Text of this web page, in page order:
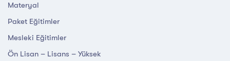
Materyal
Paket Eğitimler
Mesleki Eğitimler
Ön Lisan – Lisans – Yüksek